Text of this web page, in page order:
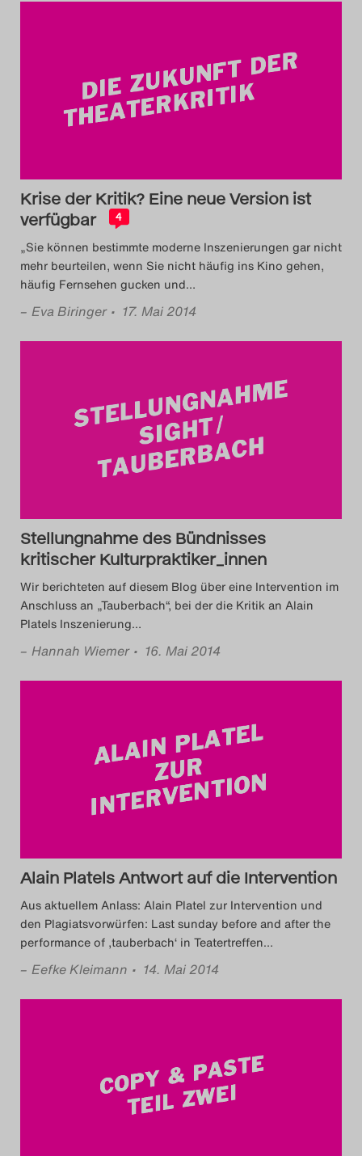
Das Theatertreffen-Blog
2023
2024
Das Theatertreffen-Blog
2025
Das Theatertreffen-Blog
Archiv
Impressum
Nutzungsbedingungen
Search
Krise der Kritik? Eine neue Version ist
verfügbar
4
„Sie können bestimmte moderne Inszenierungen gar nicht
mehr beurteilen, wenn Sie nicht häufig ins Kino gehen,
häufig Fernsehen gucken und…
– Eva Biringer • 17. Mai 2014
Stellungnahme des Bündnisses
kritischer Kulturpraktiker_innen
Wir berichteten auf diesem Blog über eine Intervention im
Anschluss an „Tauberbach“, bei der die Kritik an Alain
Platels Inszenierung…
– Hannah Wiemer • 16. Mai 2014
Alain Platels Antwort auf die Intervention
Aus aktuellem Anlass: Alain Platel zur Intervention und
den Plagiatsvorwürfen: Last sunday before and after the
performance of ‚tauberbach‘ in Teatertreffen…
– Eefke Kleimann • 14. Mai 2014